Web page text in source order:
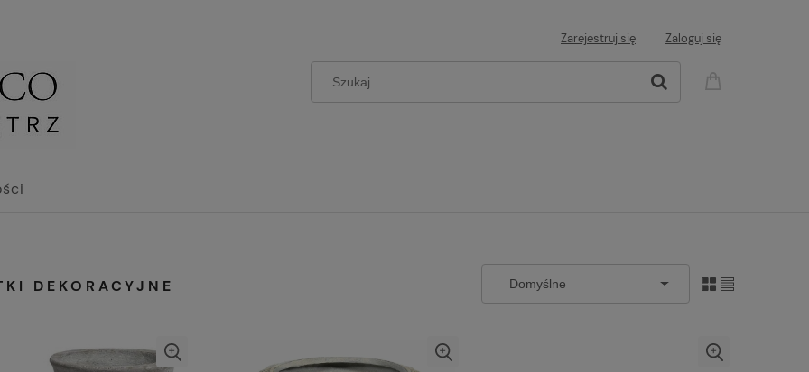
Zarejestruj się Zaloguj się
DEKORACYJNE